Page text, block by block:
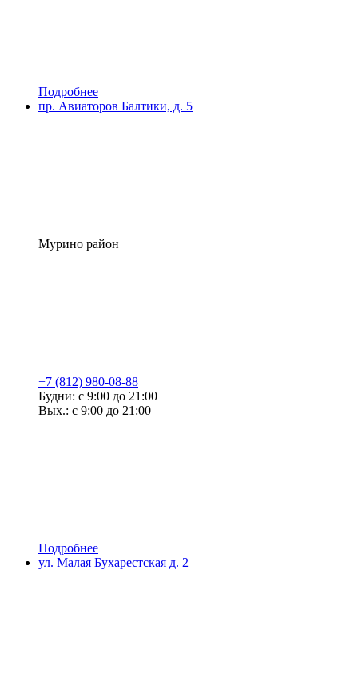
Подробнее
пр. Авиаторов Балтики, д. 5
Мурино район
+7 (812) 980-08-88
Будни: с 9:00 до 21:00
Вых.: с 9:00 до 21:00
Подробнее
ул. Малая Бухарестская д. 2